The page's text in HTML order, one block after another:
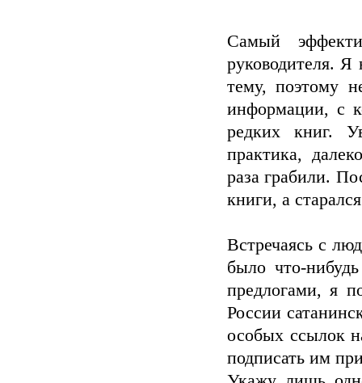
Самый
руководителя. Я
тему, поэтому
информации, с
редких книг.
практика,
раза грабили.
книги, а
Встречаясь с
было что-
предлогами, я
России
особых ссылок
подписать им